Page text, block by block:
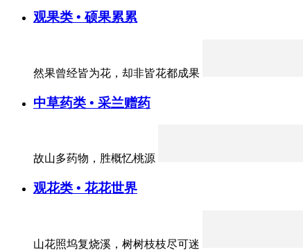
观果类 • 硕果累累
然果曾经皆为花，却非皆花都成果
中草药类 • 采兰赠药
故山多药物，胜概忆桃源
观花类 • 花花世界
山花照坞复烧溪，树树枝枝尽可迷